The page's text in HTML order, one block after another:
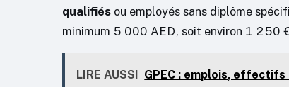
qualifiés ou employés sans diplôme
minimum 5 000 AED, soit environ 1 250
LIRE AUSSI GPEC : emplois,